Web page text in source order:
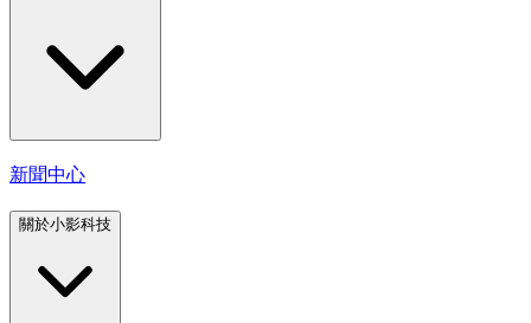
新聞中心
關於小影科技